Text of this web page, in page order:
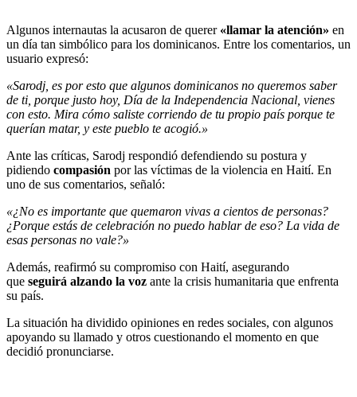
Algunos internautas la acusaron de querer «llamar la atención» en
un día tan simbólico para los dominicanos. Entre los comentarios, un
usuario expresó:
«Sarodj, es por esto que algunos dominicanos no queremos saber
de ti, porque justo hoy, Día de la Independencia Nacional, vienes
con esto. Mira cómo saliste corriendo de tu propio país porque te
querían matar, y este pueblo te acogió.»
Ante las críticas, Sarodj respondió defendiendo su postura y
pidiendo compasión por las víctimas de la violencia en Haití. En
uno de sus comentarios, señaló:
«¿No es importante que quemaron vivas a cientos de personas?
¿Porque estás de celebración no puedo hablar de eso? La vida de
esas personas no vale?»
Además, reafirmó su compromiso con Haití, asegurando
que seguirá alzando la voz ante la crisis humanitaria que enfrenta
su país.
La situación ha dividido opiniones en redes sociales, con algunos
apoyando su llamado y otros cuestionando el momento en que
decidió pronunciarse.